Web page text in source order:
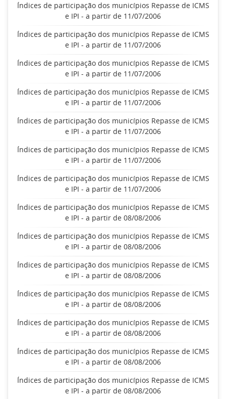
Índices de participação dos municípios Repasse de ICMS
e IPI - a partir de 11/07/2006
Índices de participação dos municípios Repasse de ICMS
e IPI - a partir de 11/07/2006
Índices de participação dos municípios Repasse de ICMS
e IPI - a partir de 11/07/2006
Índices de participação dos municípios Repasse de ICMS
e IPI - a partir de 11/07/2006
Índices de participação dos municípios Repasse de ICMS
e IPI - a partir de 11/07/2006
Índices de participação dos municípios Repasse de ICMS
e IPI - a partir de 11/07/2006
Índices de participação dos municípios Repasse de ICMS
e IPI - a partir de 11/07/2006
Índices de participação dos municípios Repasse de ICMS
e IPI - a partir de 08/08/2006
Índices de participação dos municípios Repasse de ICMS
e IPI - a partir de 08/08/2006
Índices de participação dos municípios Repasse de ICMS
e IPI - a partir de 08/08/2006
Índices de participação dos municípios Repasse de ICMS
e IPI - a partir de 08/08/2006
Índices de participação dos municípios Repasse de ICMS
e IPI - a partir de 08/08/2006
Índices de participação dos municípios Repasse de ICMS
e IPI - a partir de 08/08/2006
Índices de participação dos municípios Repasse de ICMS
e IPI - a partir de 08/08/2006